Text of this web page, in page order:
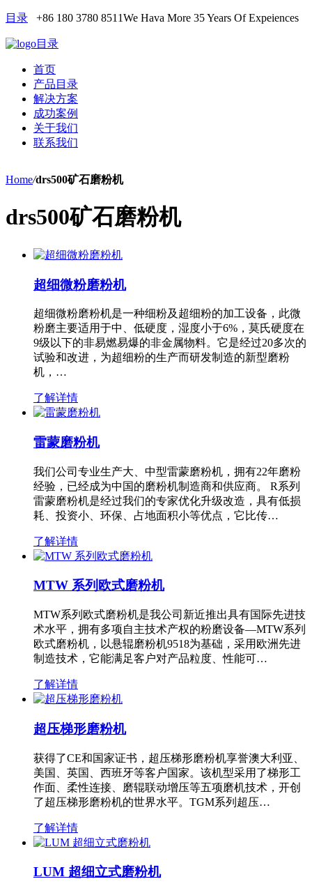
目录 +86 180 3780 8511We Hava More 35 Years Of Expeiences
目录
首页
产品目录
解决方案
成功案例
关于我们
联系我们
Home/drs500矿石磨粉机
drs500矿石磨粉机
超细微粉磨粉机
超细微粉磨粉机是一种细粉及超细粉的加工设备，此微
粉磨主要适用于中、低硬度，湿度小于6%，莫氏硬度在
9级以下的非易燃易爆的非金属物料。它是经过20多次的
试验和改进，为超细粉的生产而研发制造的新型磨粉
机，…
了解详情
雷蒙磨粉机
我们公司专业生产大、中型雷蒙磨粉机，拥有22年磨粉
经验，已经成为中国的磨粉机制造商和供应商。 R系列
雷蒙磨粉机是经过我们的专家优化升级改造，具有低损
耗、投资小、环保、占地面积小等优点，它比传…
了解详情
MTW 系列欧式磨粉机
MTW系列欧式磨粉机是我公司新近推出具有国际先进技
术水平，拥有多项自主技术产权的粉磨设备—MTW系列
欧式磨粉机，以悬辊磨粉机9518为基础，采用欧洲先进
制造技术，它能满足客户对产品粒度、性能可…
了解详情
超压梯形磨粉机
获得了CE和国家证书，超压梯形磨粉机享誉澳大利亚、
美国、英国、西班牙等客户国家。该机型采用了梯形工
作面、柔性连接、磨辊联动增压等五项磨机技术，开创
了超压梯形磨粉机的世界水平。TGM系列超压…
了解详情
LUM 超细立式磨粉机